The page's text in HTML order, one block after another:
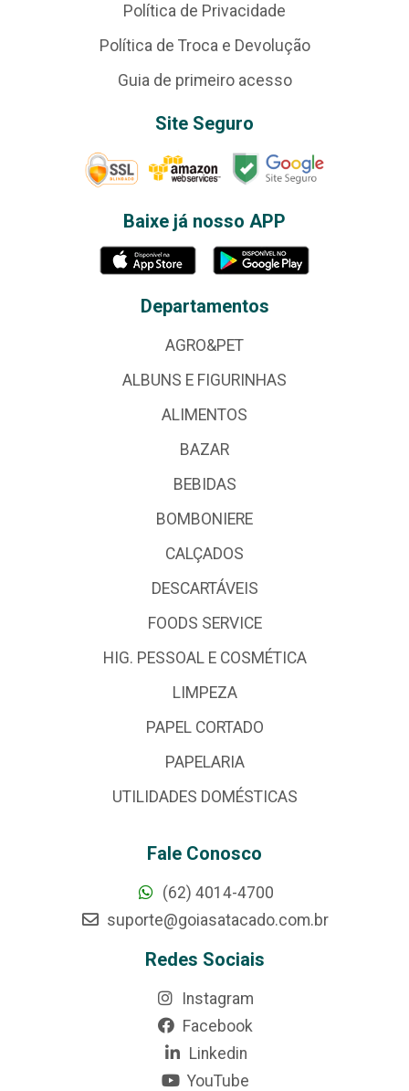
Política de Privacidade
Política de Troca e Devolução
Guia de primeiro acesso
Site Seguro
Baixe já nosso APP
Departamentos
AGRO&PET
ALBUNS E FIGURINHAS
ALIMENTOS
BAZAR
BEBIDAS
BOMBONIERE
CALÇADOS
DESCARTÁVEIS
FOODS SERVICE
HIG. PESSOAL E COSMÉTICA
LIMPEZA
PAPEL CORTADO
PAPELARIA
UTILIDADES DOMÉSTICAS
Fale Conosco
(62) 4014-4700
suporte@goiasatacado.com.br
Redes Sociais
Instagram
Facebook
Linkedin
YouTube